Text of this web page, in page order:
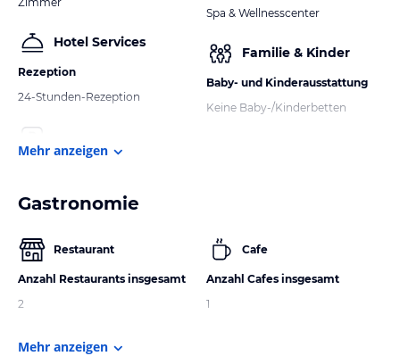
Hotel Services
Rezeption
24-Stunden-Rezeption
Spa & Wellnesscenter
Familie & Kinder
Baby- und Kinderausstattung
Keine Baby-/Kinderbetten
Mehr anzeigen
Gastronomie
Restaurant
Anzahl Restaurants insgesamt
2
Cafe
Anzahl Cafes insgesamt
1
Mehr anzeigen